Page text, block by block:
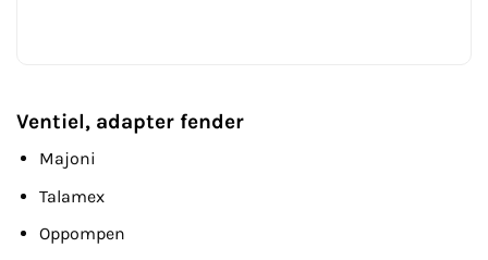
Ventiel, adapter fender
Majoni
Talamex
Oppompen